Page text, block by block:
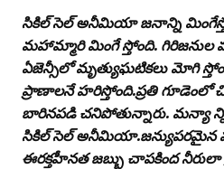
సికిల్‌ సెల్‌ అనీమియా జనాన్ని
మహామ్మారి మింగే స్తోంది. గిరిజనుల
ఏజెన్సీలో మృత్యుఘటికలు మోగి
ప్రాణాలనే హరిస్తోంది.ప్రతి గూడెంలో
బారినపడి చనిపోతున్నారు. మన్యా న్ని
సికిల్‌ సెల్‌ అనీమియా.జన్యుపరమైన
ఈరక్తహీనత జబ్బు చాపకింద నీరులా